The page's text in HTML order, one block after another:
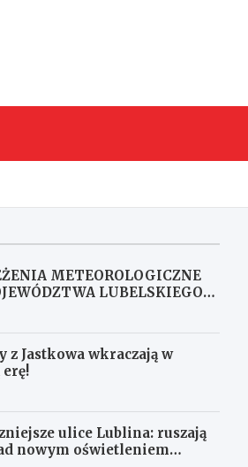
METEOROLOGICZNE
LUBELSKIEGO
z Jastkowa wkraczają w
ulice Lublina: ruszają
nowym oświetleniem